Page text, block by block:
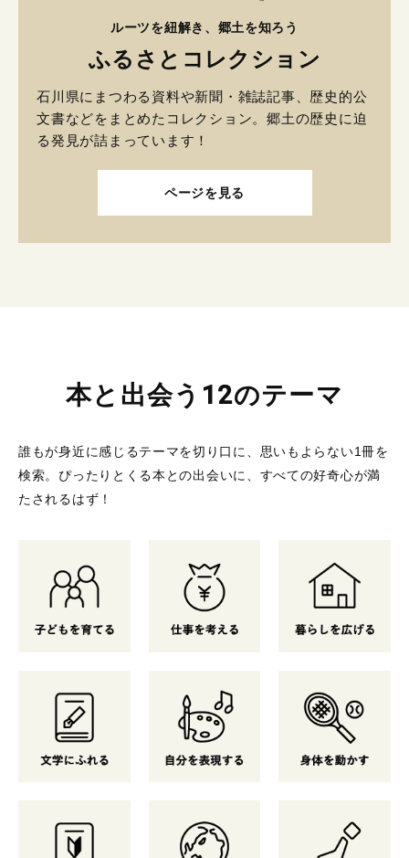
ルーツを紐解き、郷土を知ろう
ふるさとコレクション
石川県にまつわる資料や新聞・雑誌記事、歴史的公
文書などをまとめたコレクション。郷土の歴史に迫
る発見が詰まっています！
ページを見る
本と出会う12のテーマ
誰もが身近に感じるテーマを切り口に、思いもよらない1冊を
検索。 ぴったりとくる本との出会いに、すべての好奇心が満
たされるはず！